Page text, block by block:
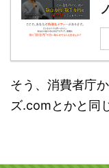
そう、消費者庁
ズ.comとかと同